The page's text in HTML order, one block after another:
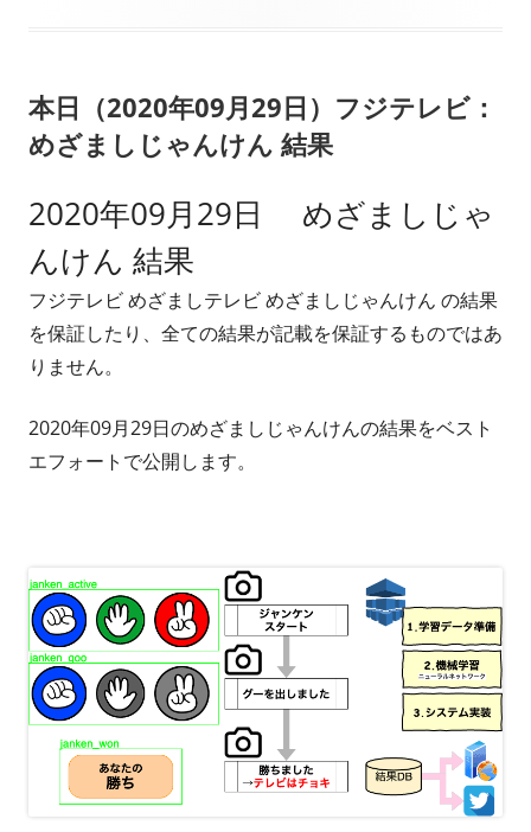
ー
本日（2020年09月29日）フジテレビ：
めざましじゃんけん 結果
2020年09月29日 めざましじゃ
んけん 結果
フジテレビ めざましテレビ めざましじゃんけん の結果
を保証したり、全ての結果が記載を保証するものではあ
りません。
2020年09月29日のめざましじゃんけんの結果をベスト
エフォートで公開します。